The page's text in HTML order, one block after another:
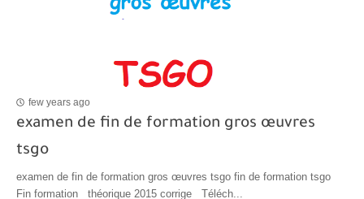
few years ago
examen de fin de formation gros œuvres
tsgo
examen de fin de formation gros œuvres tsgo fin de formation tsgo
Fin formation théorique 2015 corrige Téléch...